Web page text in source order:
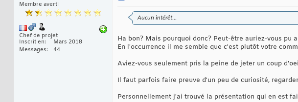
Membre averti
Chef de projet
Inscrit en
Mars 2018
Messages
44
Aucun intérêt...
Ha bon? Mais pourquoi donc? Peut-être auriez-vous pu
En l'occurrence il me semble que c'est plutôt votre
Aviez-vous seulement pris la peine de jeter un coup
Il faut parfois faire preuve d'un peu de curiosité,
Personnellement j'ai trouvé la présentation qui en est